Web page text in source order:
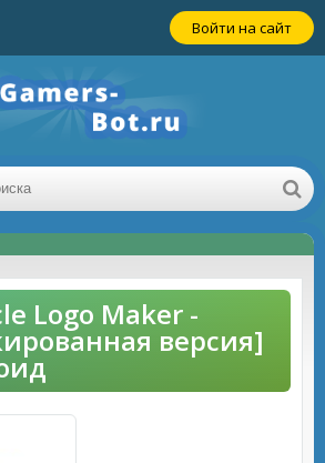
Войти на сайт
Logo Maker -
версия]